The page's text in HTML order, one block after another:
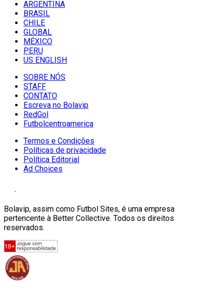
ARGENTINA
BRASIL
CHILE
GLOBAL
MÉXICO
PERU
US ENGLISH
SOBRE NÓS
STAFF
CONTATO
Escreva no Bolavip
RedGol
Futbolcentroamerica
Termos e Condições
Políticas de privacidade
Política Editorial
Ad Choices
Bolavip, assim como Futbol Sites, é uma empresa
pertencente à Better Collective. Todos os direitos
reservados.